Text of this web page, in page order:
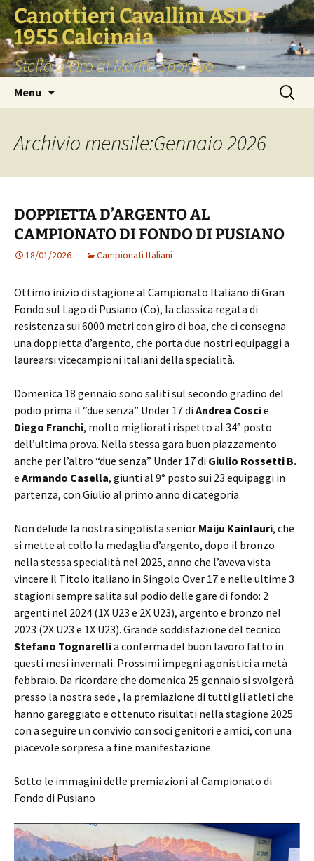
Vai
al
contenuto
Canottieri Cavallini ASD –
1955 Calcinaia
Stella d'Oro al Merito Sportivo
Menu
Ricerca
per:
Archivio mensile:Gennaio 2026
DOPPIETTA D’ARGENTO AL
CAMPIONATO DI FONDO DI PUSIANO
18/01/2026 Campionati Italiani
Ottimo inizio di stagione al Campionato Italiano di Gran
Fondo sul Lago di Pusiano (Co), la classica regata di
resistenza sui 6000 metri con giro di boa, che ci consegna
una doppietta d’argento, che porta due nostri equipaggi a
laurearsi vicecampioni italiani della specialità.
Domenica 18 gennaio sono saliti sul secondo gradino del
podio prima il “due senza” Under 17 di Andrea Coscie
Diego Franchi, molto migliorati rispetto al 34° posto
dell’ultima prova. Nella stessa gara buon piazzamento
anche per l’altro “due senza” Under 17 di Giulio Rossetti B.
e Armando Casella, giunti al 9° posto sui 23 equipaggi in
partenza, con Giulio al primo anno di categoria.
Non delude la nostra singolista senior Maiju Kainlauri, che
si mette al collo la medaglia d’argento, dopo il bronzo
nella stessa specialità nel 2025, anno che l’aveva vista
vincere il Titolo italiano in Singolo Over 17 e nelle ultime 3
stagioni sempre salita sul podio delle gare di fondo: 2
argenti nel 2024 (1X U23 e 2X U23), argento e bronzo nel
2023 (2X U23 e 1X U23). Grande soddisfazione del tecnico
Stefano Tognarellia conferma del buon lavoro fatto in
questi mesi invernali. Prossimi impegni agonistici a metà
febbraio. Da ricordare che domenica 25 gennaio si svolgerà
presso la nostra sede , la premiazione di tutti gli atleti che
hanno gareggiato e ottenuto risultati nella stagione 2025
con a seguire un convivio con soci genitori e amici, con una
piacevole sorpresa a fine manifestazione.
Sotto le immagini delle premiazioni al Campionato di
Fondo di Pusiano